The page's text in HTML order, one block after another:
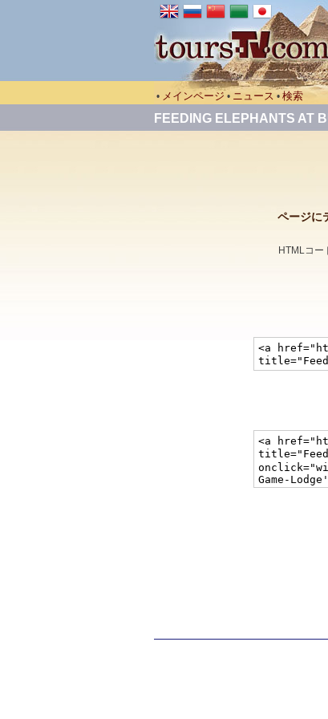
• メインページ • ニュース • 検索
FEEDING ELEPHANTS AT
ページに
HTMLコー